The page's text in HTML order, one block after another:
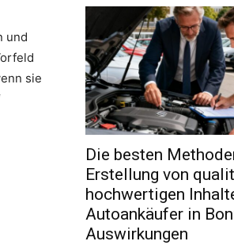
und
sie
Die besten
Erstellung von
hochwertigen
Autoankäufer in
Auswirkungen